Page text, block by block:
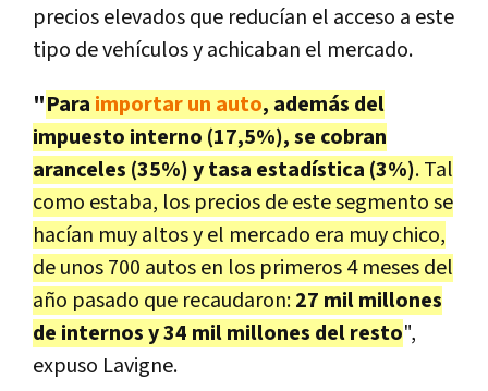
precios elevados que reducían el acceso a este
tipo de vehículos y achicaban el mercado.
"Para importar un auto, además del
impuesto interno (17,5%), se cobran
aranceles (35%) y tasa estadística (3%). Tal
como estaba, los precios de este segmento se
hacían muy altos y el mercado era muy chico,
de unos 700 autos en los primeros 4 meses del
año pasado que recaudaron:27 mil millones
de internos y 34 mil millones del resto",
expuso Lavigne.